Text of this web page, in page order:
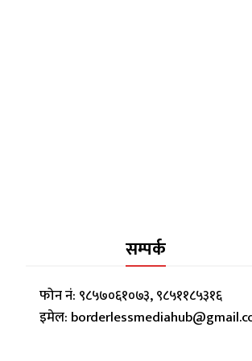
सम्पर्क
फोन नं: ९८५७०६१०७३, ९८५११८५३१६
इमेल: